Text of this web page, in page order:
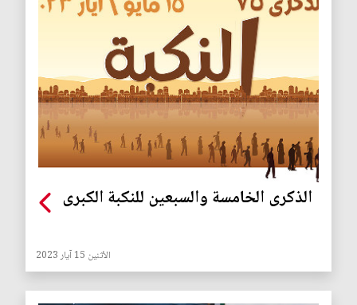
الذكرى الخامسة والسبعين للنكبة الكبرى
الأثنين 15 آيار 2023